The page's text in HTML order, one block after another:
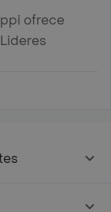
ofrece